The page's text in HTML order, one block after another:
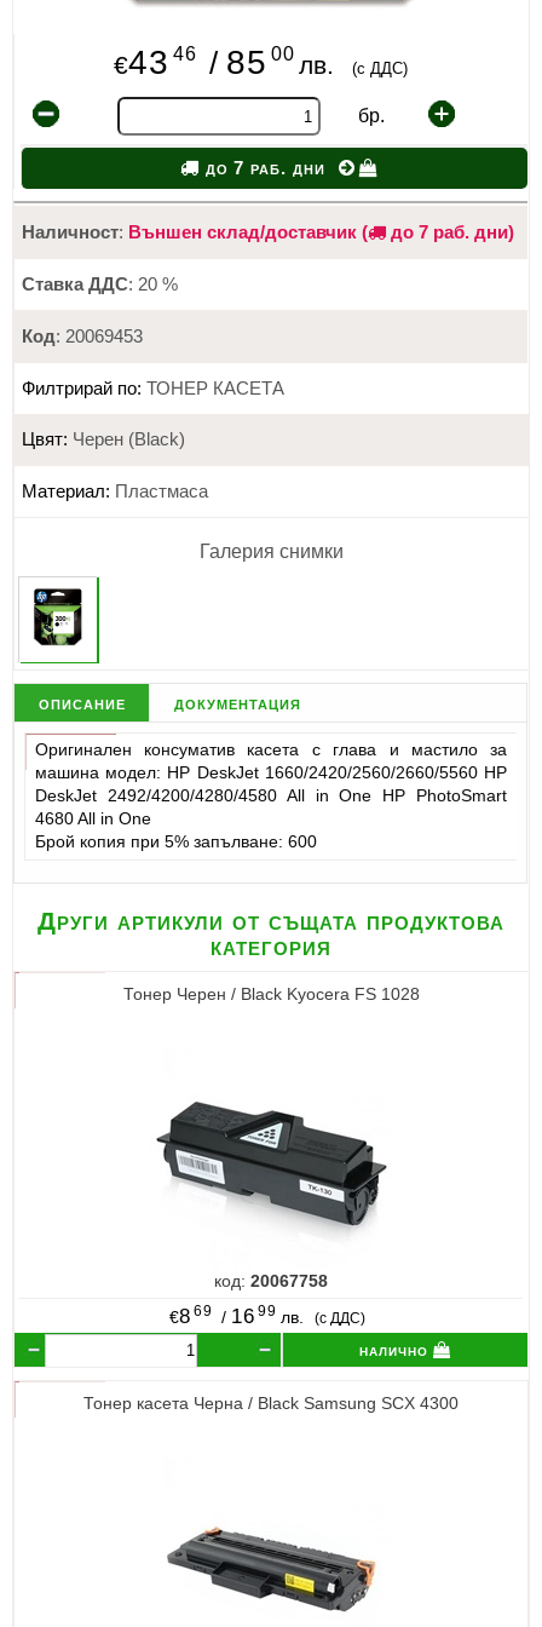
€43 46 / 85 00 лв. (с ДДС)
бр.
до 7 раб. дни
Наличност: Външен склад/доставчик ( до 7 раб. дни)
Ставка ДДС: 20 %
Код: 20069453
Филтрирай по: ТОНЕР КАСЕТА
Цвят: Черен (Black)
Материал: Пластмаса
Галерия снимки
описание документация
Оригинален консуматив касета с глава и мастило за
машина модел: HP DeskJet 1660/2420/2560/2660/5560 HP
DeskJet 2492/4200/4280/4580 All in One HP PhotoSmart
4680 All in One
Брой копия при 5% запълване: 600
Други артикули от същата продуктова
категория
Тонер Черен / Black Kyocera FS 1028
код: 20067758
€8 69 / 16 99 лв. (с ДДС)
налично
Тонер касета Черна / Black Samsung SCX 4300